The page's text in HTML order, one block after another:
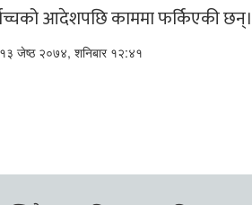
आदेशपछि काममा फर्किएकी छन्।
१३ जेष्ठ २०७४, शनिबार १२:४१